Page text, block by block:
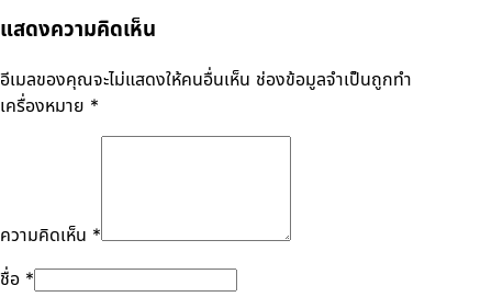
แสดงความคิดเห็น
อีเมลของคุณจะไม่แสดงให้คนอื่นเห็น ช่องข้อมูลจำเป็นถูกทำ
เครื่องหมาย *
ความคิดเห็น *
ชื่อ *